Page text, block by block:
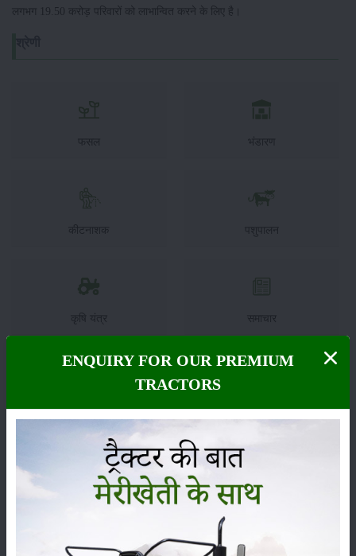
लगभग 19.50 करोड़ परिवारों को लाभान्वित करने के लिए है।
फसल भंडारण
कीटनाशक पशुपालन
कृषि यंत्र समाचार
सम्पादकीय अन्य
लाड़ली बहना योजना की 36वीं किस्त जारी, करोड़ों महिलाओं के
खातों में पहुंचे 1500 रुपये
16-May-2026
ट्रैक्टर बिक्री में महिंद्रा ने अप्रैल 2026 में दर्ज की 20% से
ENQUIRY FOR OUR PREMIUM
TRACTORS